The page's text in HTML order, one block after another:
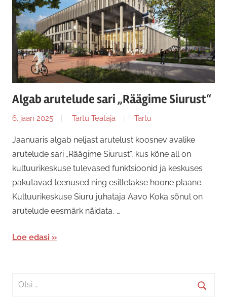
Algab arutelude sari „Räägime Siurust“
6. jaan 2025 Tartu Teataja Tartu
Jaanuaris algab neljast arutelust koosnev avalike
arutelude sari „Räägime Siurust“, kus kõne all on
kultuurikeskuse tulevased funktsioonid ja keskuses
pakutavad teenused ning esitletakse hoone plaane.
Kultuurikeskuse Siuru juhataja Aavo Koka sõnul on
arutelude eesmärk näidata, …
Loe edasi
Search